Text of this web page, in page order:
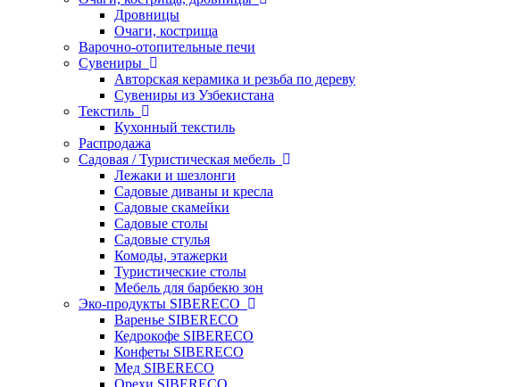
Дровницы
Очаги, кострища
Варочно-отопительные печи
Сувениры
Авторская керамика и резьба по дереву
Сувениры из Узбекистана
Текстиль
Кухонный текстиль
Распродажа
Садовая / Туристическая мебель
Лежаки и шезлонги
Садовые диваны и кресла
Садовые скамейки
Садовые столы
Садовые стулья
Комоды, этажерки
Туристические столы
Мебель для барбекю зон
Эко-продукты SIBERECO
Варенье SIBERECO
Кедрокофе SIBERECO
Конфеты SIBERECO
Мед SIBERECO
Орехи SIBERECO